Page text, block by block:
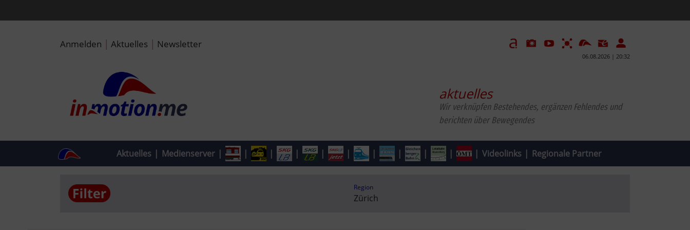
Anmelden | Aktuelles | Newsletter
06.08.2026 | 20:32
aktuelles
Wir verknüpfen Bestehendes, ergänzen Fehlendes und
berichten über Bewegendes
Aktuelles | Medienserver | | | | | | | | | | | Videolinks | Regionale Partner
Region
Zürich